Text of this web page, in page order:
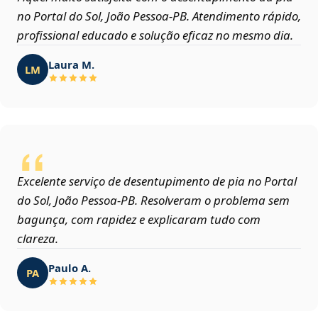
no Portal do Sol, João Pessoa‑PB. Atendimento rápido,
profissional educado e solução eficaz no mesmo dia.
LM Laura M.
Excelente serviço de desentupimento de pia no Portal
do Sol, João Pessoa‑PB. Resolveram o problema sem
bagunça, com rapidez e explicaram tudo com
clareza.
PA Paulo A.